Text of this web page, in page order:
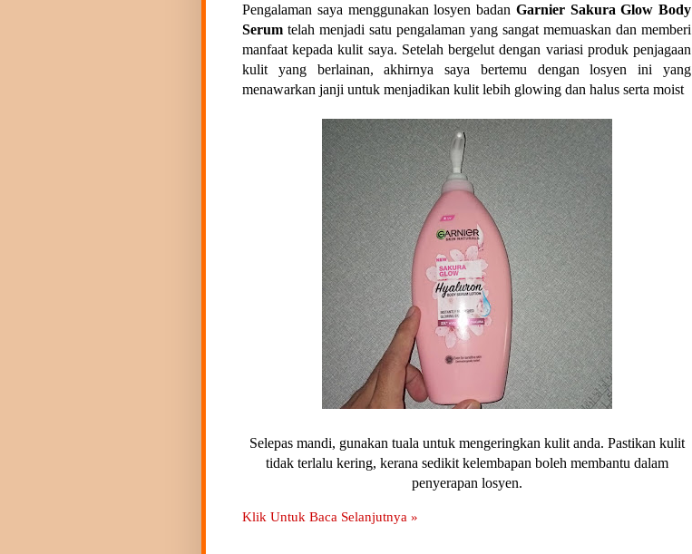
Pengalaman saya menggunakan losyen badan Garnier Sakura Glow Body
Serum telah menjadi satu pengalaman yang sangat memuaskan dan memberi
manfaat kepada kulit saya. Setelah bergelut dengan variasi produk penjagaan
kulit yang berlainan, akhirnya saya bertemu dengan losyen ini yang
menawarkan janji untuk menjadikan kulit lebih glowing dan halus serta moist
Selepas mandi, gunakan tuala untuk mengeringkan kulit anda. Pastikan kulit
tidak terlalu kering, kerana sedikit kelembapan boleh membantu dalam
penyerapan losyen.
Klik Untuk Baca Selanjutnya »